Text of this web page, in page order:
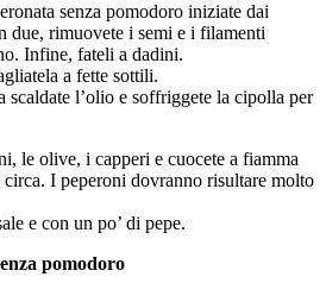
senza pomodoro iniziate dai
due, rimuovete i semi e i filamenti
Infine, fateli a dadini.
a fette sottili.
scaldate l’olio e soffriggete la cipolla per
le olive, i capperi e cuocete a fiamma
I peperoni dovranno risultare molto
e con un po’ di pepe.
pomodoro